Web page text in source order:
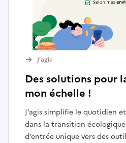
Des solutions pour
mon échelle !
J’agis simplifie le quotidien
dans la transition
d’entrée unique vers des
J’agis